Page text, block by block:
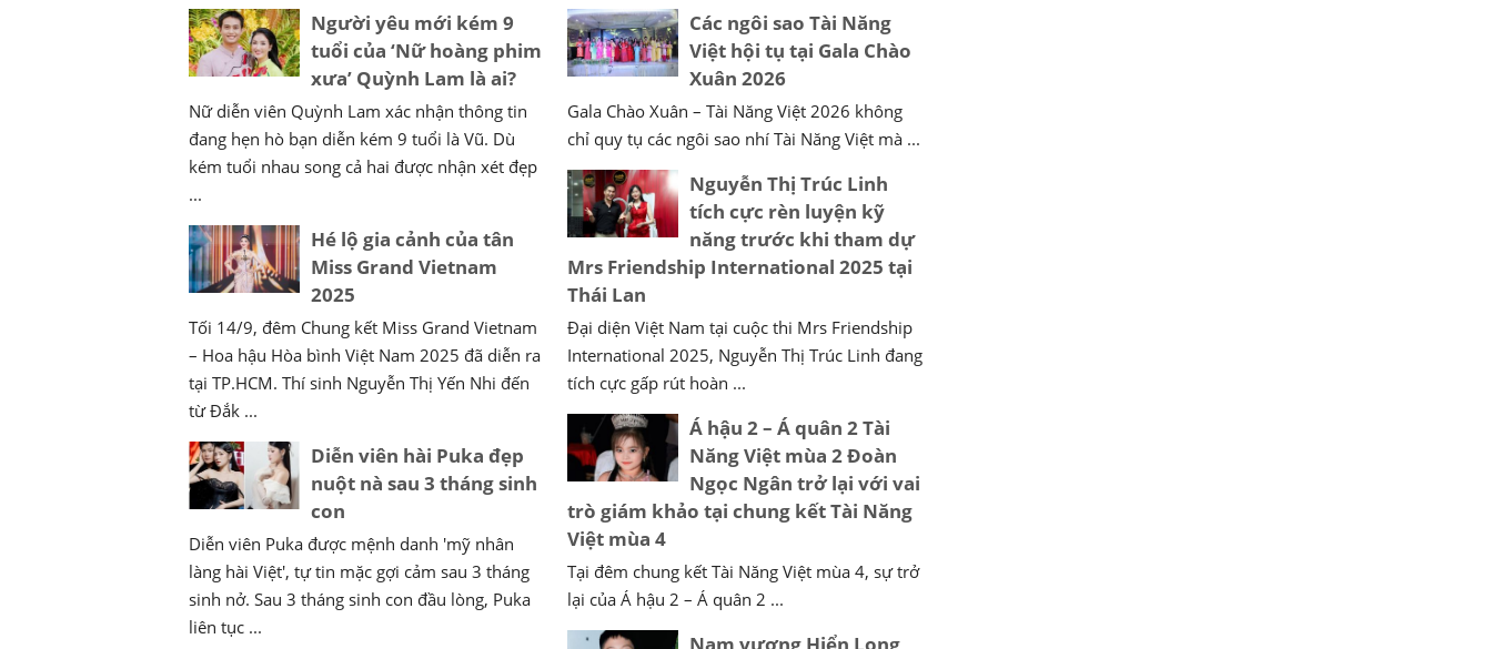
Người yêu mới kém 9
tuổi của ‘Nữ hoàng phim
xưa’ Quỳnh Lam là ai?
Nữ diễn viên Quỳnh Lam xác nhận thông tin
đang hẹn hò bạn diễn kém 9 tuổi là Vũ. Dù
kém tuổi nhau song cả hai được nhận xét đẹp
...
Hé lộ gia cảnh của tân
Miss Grand Vietnam
2025
Tối 14/9, đêm Chung kết Miss Grand Vietnam
– Hoa hậu Hòa bình Việt Nam 2025 đã diễn ra
tại TP.HCM. Thí sinh Nguyễn Thị Yến Nhi đến
từ Đắk ...
Diễn viên hài Puka đẹp
nuột nà sau 3 tháng sinh
con
Diễn viên Puka được mệnh danh 'mỹ nhân
làng hài Việt', tự tin mặc gợi cảm sau 3 tháng
sinh nở. Sau 3 tháng sinh con đầu lòng, Puka
liên tục ...
Các ngôi sao Tài Năng
Việt hội tụ tại Gala Chào
Xuân 2026
Gala Chào Xuân – Tài Năng Việt 2026 không
chỉ quy tụ các ngôi sao nhí Tài Năng Việt mà ...
Nguyễn Thị Trúc Linh
tích cực rèn luyện kỹ
năng trước khi tham dự
Mrs Friendship International 2025 tại
Thái Lan
Đại diện Việt Nam tại cuộc thi Mrs Friendship
International 2025, Nguyễn Thị Trúc Linh đang
tích cực gấp rút hoàn ...
Á hậu 2 – Á quân 2 Tài
Năng Việt mùa 2 Đoàn
Ngọc Ngân trở lại với vai
trò giám khảo tại chung kết Tài Năng
Việt mùa 4
Tại đêm chung kết Tài Năng Việt mùa 4, sự trở
lại của Á hậu 2 – Á quân 2 ...
Nam vương Hiển Long